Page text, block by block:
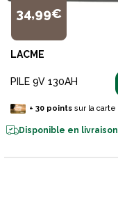
34,99€
LACME
PILE 9V 130AH
+ 30pointssur la carte
Disponible en livraison